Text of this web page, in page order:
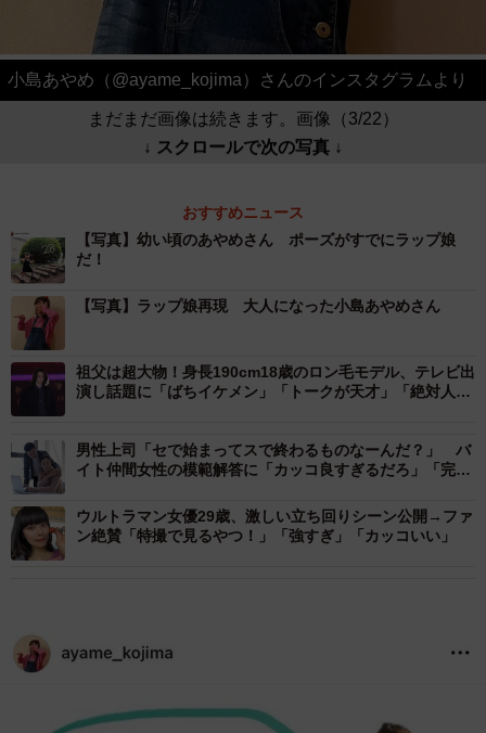
小島あやめ（@ayame_kojima）さんのインスタグラムより
まだまだ画像は続きます。画像（3/22）
↓ スクロールで次の写真 ↓
おすすめニュース
【写真】幼い頃のあやめさん ポーズがすでにラップ娘
だ！
【写真】ラップ娘再現 大人になった小島あやめさん
祖父は超大物！身長190cm18歳のロン毛モデル、テレビ出
演し話題に「ばちイケメン」「トークが天才」「絶対人気
男性上司「セで始まってスで終わるものなーんだ？」 バ
イト仲間女性の模範解答に「カッコ良すぎるだろ」「完璧
ウルトラマン女優29歳、激しい立ち回りシーン公開→ファ
ン絶賛「特撮で見るやつ！」「強すぎ」「カッコいい」